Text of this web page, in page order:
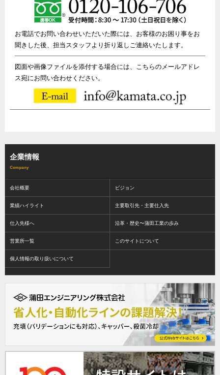
お電話でお問い合わせいただいた際には、お客様のお困り事をお
聞きした後、担当スタッフより折り返しご連絡いたします。
図面や画像ファイルを添付する場合には、こちらのメールアドレ
ス宛にお問い合わせください。
企業情報
会社概要 ビジョン
業績ハイライト 主要取引先・主要仕入先
仕入先様へ 沿革・歴史〜蒲田工業の歩み
営業所一覧 このサイトについて
個人情報の取り扱いについて